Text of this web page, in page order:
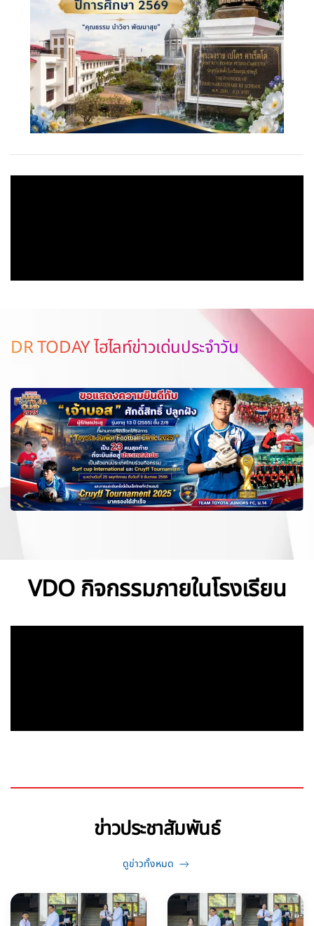
DR TODAY ไฮไลท์ข่าวเด่นประจำวัน
VDO กิจกรรมภายในโรงเรียน
ข่าวประชาสัมพันธ์
ดูข่าวทั้งหมด